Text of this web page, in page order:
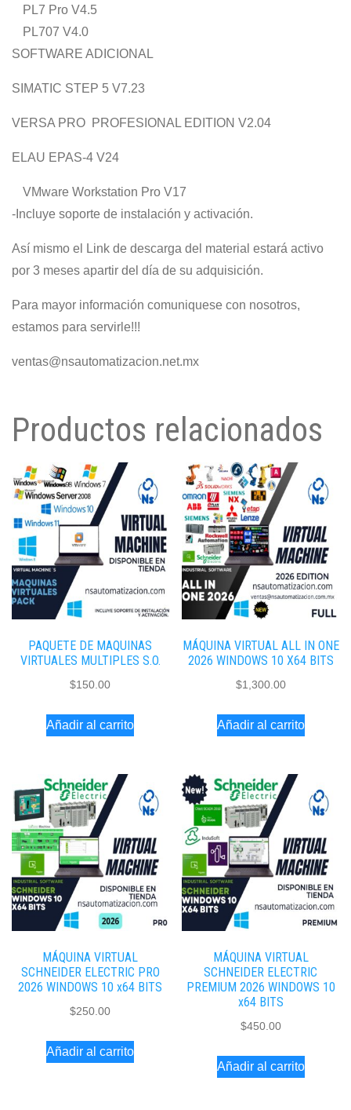
PL7 Pro V4.5
PL707 V4.0
SOFTWARE ADICIONAL
SIMATIC STEP 5 V7.23
VERSA PRO PROFESIONAL EDITION V2.04
ELAU EPAS-4 V24
VMware Workstation Pro V17
-Incluye soporte de instalación y activación.
Así mismo el Link de descarga del material estará activo
por 3 meses apartir del día de su adquisición.
Para mayor información comuniquese con nosotros,
estamos para servirle!!!
ventas@nsautomatizacion.net.mx
Productos relacionados
PAQUETE DE MAQUINAS
VIRTUALES MULTIPLES S.O.
$150.00
Añadir al carrito
MÁQUINA VIRTUAL ALL IN ONE
2026 WINDOWS 10 X64 BITS
$1,300.00
Añadir al carrito
MÁQUINA VIRTUAL
SCHNEIDER ELECTRIC PRO
2026 WINDOWS 10 x64 BITS
$250.00
Añadir al carrito
MÁQUINA VIRTUAL
SCHNEIDER ELECTRIC
PREMIUM 2026 WINDOWS 10
x64 BITS
$450.00
Añadir al carrito